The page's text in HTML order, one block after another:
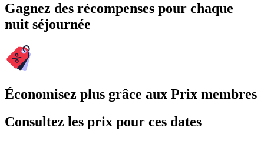
Gagnez des récompenses pour chaque
nuit séjournée
Économisez plus grâce aux Prix membres
Consultez les prix pour ces dates